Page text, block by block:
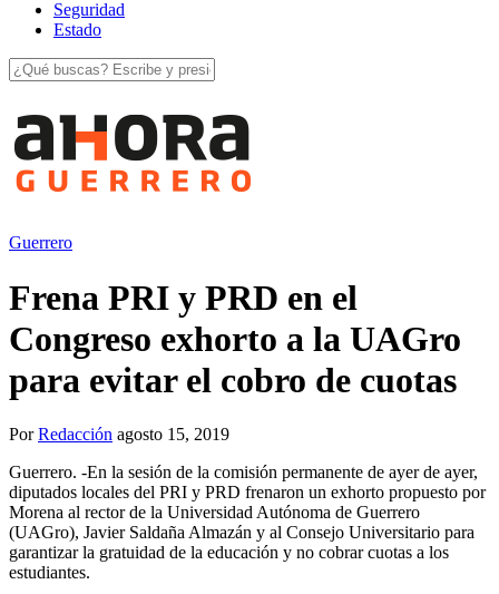
Seguridad
Estado
Guerrero
Frena PRI y PRD en el
Congreso exhorto a la UAGro
para evitar el cobro de cuotas
PorRedacción agosto 15, 2019
Guerrero. -En la sesión de la comisión permanente de ayer de ayer,
diputados locales del PRI y PRD frenaron un exhorto propuesto por
Morena al rector de la Universidad Autónoma de Guerrero
(UAGro), Javier Saldaña Almazán y al Consejo Universitario para
garantizar la gratuidad de la educación y no cobrar cuotas a los
estudiantes.